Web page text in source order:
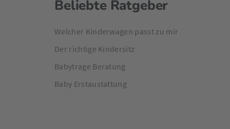
Beliebte Ratgeber
Welcher Kinderwagen passt zu mir
Der richtige Kindersitz
Babytrage Beratung
Baby Erstaustattung